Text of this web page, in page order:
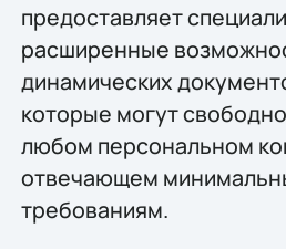
предоставляет
расширенные
динамических
которые могут
любом персональном
отвечающем
требованиям.